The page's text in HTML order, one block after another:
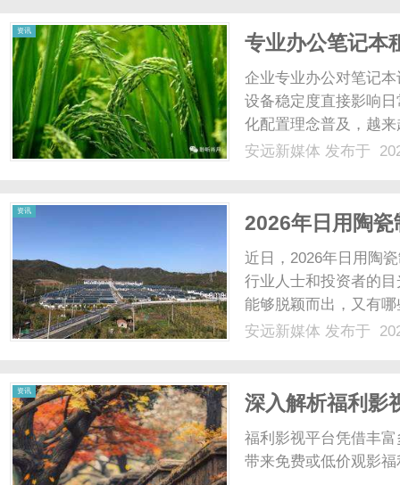
资讯
专业办公笔记本
租赁服务
企业专业办公对笔记
设备稳定度直接影响
化配置理念普及，越
齐办公笔记本。...
安远新媒体 发布于
资讯
2026年日用陶
值得关注？
近日，2026年日用陶
行业人士和投资者的
能够脱颖而出，又有
探究。一、排名靠前
安远新媒体 发布于
资讯
深入解析福利影
福利影视平台凭借丰
带来免费或低价观影